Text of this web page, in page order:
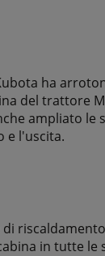
ha
del trattore
ampliato
e l'uscita.
in tutte le